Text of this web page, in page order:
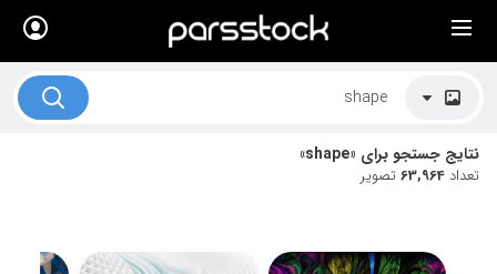
نتایج جستجو برای «shape»
تعداد 63,964تصویر
× لیست قیمت ها
موضوعات تصاویر
هنرمندان ایرانی